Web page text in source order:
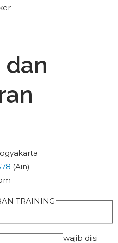
dan
(Ain)
TRAINING
wajib diisi